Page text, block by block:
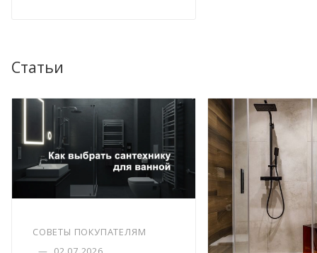
Статьи
СОВЕТЫ ПОКУПАТЕЛЯМ